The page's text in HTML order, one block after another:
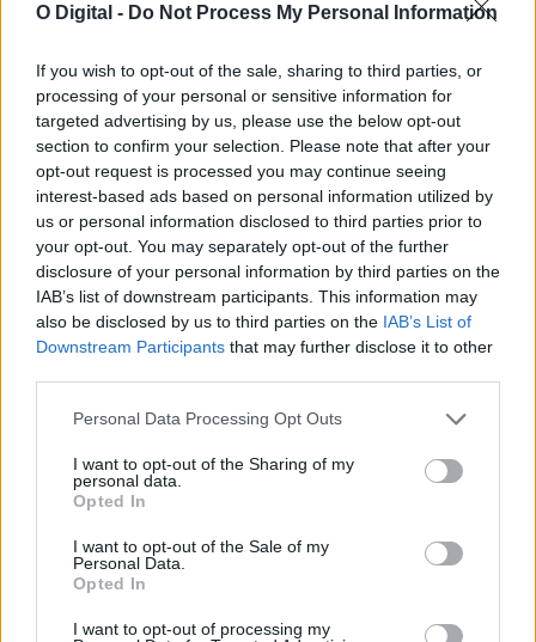
O Digital - Do Not Process My Personal Information
If you wish to opt-out of the sale, sharing to third parties, or
processing of your personal or sensitive information for
targeted advertising by us, please use the below opt-out
section to confirm your selection. Please note that after your
opt-out request is processed you may continue seeing
interest-based ads based on personal information utilized by
us or personal information disclosed to third parties prior to
your opt-out. You may separately opt-out of the further
disclosure of your personal information by third parties on the
IAB’s list of downstream participants. This information may
also be disclosed by us to third parties on the IAB’s List of
Downstream Participants that may further disclose it to other
Personal Data Processing Opt Outs
I want to opt-out of the Sharing of my
personal data.
Opted In
I want to opt-out of the Sale of my
Personal Data.
Opted In
I want to opt-out of processing my
O Governo vai pagar, até sexta-feira, 31 de julho, um apoio
extraordinário de 20...
Raças Autóctones
como Dia Nacional das...
22 Julho, 2026 - 20:00